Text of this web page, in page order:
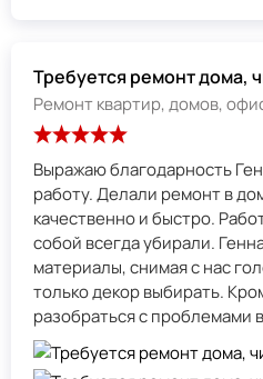
Требуется ремонт дома,
Ремонт квартир, домов,
Выражаю благодарность
работу. Делали ремонт в
качественно и быстро.
собой всегда убирали.
материалы, снимая с нас
только декор выбирать.
разобраться с проблемами в